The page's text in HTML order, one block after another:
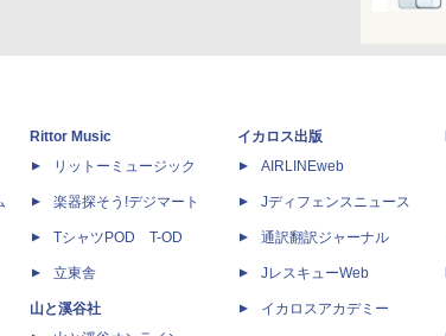
Rittor Music
リットーミュージック
楽器探そう!デジマート
TシャツPOD T-OD
立東舎
山と溪谷社
イカロス出版
AIRLINEweb
Jディフェンスニュース
通訳翻訳ジャーナル
JレスキューWeb
イカロスアカデミー